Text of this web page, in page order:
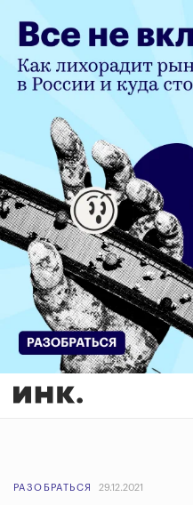
РАЗОБРАТЬСЯ 29.12.2021